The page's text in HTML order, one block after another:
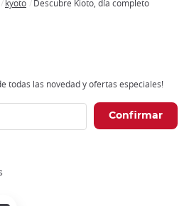
kyoto Descubre Kioto, día completo
todas las novedad y ofertas especiales!